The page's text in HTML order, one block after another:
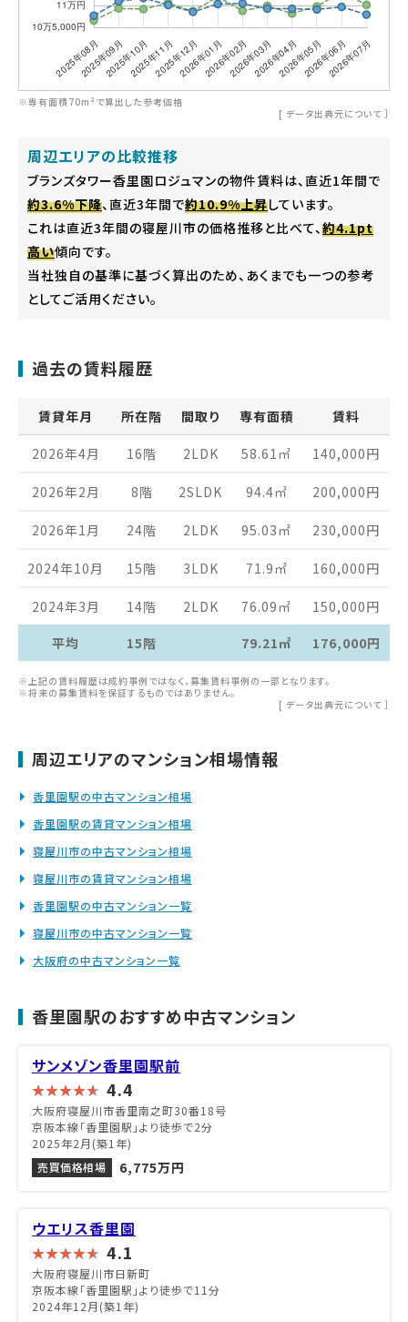
※専有面積70m²で算出した参考価格
[ データ出典元について ］
周辺エリアの比較推移
ブランズタワー香里園ロジュマンの物件賃料は、直近1年間で
約3.6%下降、直近3年間で約10.9%上昇しています。
これは直近3年間の寝屋川市の価格推移と比べて、約4.1pt
高い傾向です。
当社独自の基準に基づく算出のため、あくまでも一つの参考
としてご活用ください。
過去の賃料履歴
賃貸年月 所在階 間取り 専有面積 賃料
2026年4月 16階 2LDK 58.61 ㎡ 140,000円
2026年2月 8階 2SLDK 94.4㎡ 200,000円
2026年1月 24階 2LDK 95.03 ㎡ 230,000円
2024年10月 15階 3LDK 71.9 ㎡ 160,000円
2024年3月 14階 2LDK 76.09 ㎡ 150,000円
平均
15階 79.21㎡ 176,000円
※上記の賃料履歴は成約事例ではなく、募集賃料事例の一部となります。
※将来の募集賃料を保証するものではありません。
[ データ出典元について ］
周辺エリアのマンション相場情報
香里園駅の中古マンション相場
香里園駅の賃貸マンション相場
寝屋川市の中古マンション相場
寝屋川市の賃貸マンション相場
香里園駅の中古マンション一覧
寝屋川市の中古マンション一覧
大阪府の中古マンション一覧
香里園駅のおすすめ中古マンション
サンメゾン香里園駅前
4.4
大阪府寝屋川市香里南之町30番18号
京阪本線「香里園駅」より徒歩で2分
2025年2月(築1年)
売買価格相場
6,775万円
ウエリス香里園
4.1
大阪府寝屋川市日新町
京阪本線「香里園駅」より徒歩で11分
2024年12月(築1年)